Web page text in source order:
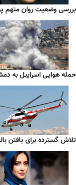
بررسی وضعیت روان متهم
حمله هوایی اسراییل به
تلاش گسترده برای یافتن